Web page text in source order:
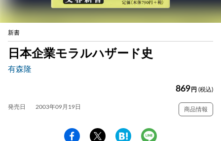
新書
日本企業モラルハザード史
有森隆
869 円 (税込)
発売日 2003年09月19日 商品情報